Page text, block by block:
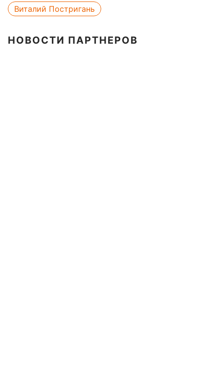
Виталий Постригань
НОВОСТИ ПАРТНЕРОВ